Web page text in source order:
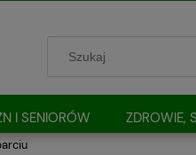
I SENIORÓW ZDROWIE,